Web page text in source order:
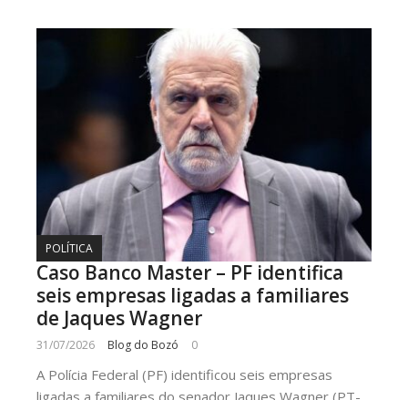
POLÍTICA
Caso Banco Master – PF identifica
seis empresas ligadas a familiares
de Jaques Wagner
31/07/2026 Blog do Bozó 0
A Polícia Federal (PF) identificou seis empresas
ligadas a familiares do senador Jaques Wagner (PT-